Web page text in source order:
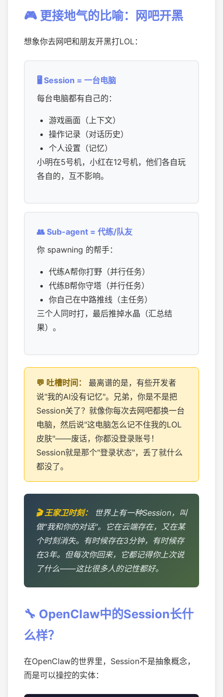
🎮 更接地气的比喻：网吧开黑
想象你去网吧和朋友开黑打LOL：
🖥️ Session = 一台电脑
每台电脑都有自己的：
游戏画面（上下文）
操作记录（对话历史）
个人设置（记忆）
小明在5号机，小红在12号机，他们各自玩
各自的，互不影响。
👥 Sub-agent = 代练/队友
你 spawning 的帮手：
代练A帮你打野（并行任务）
代练B帮你守塔（并行任务）
你自己在中路推线（主任务）
三个人同时打，最后推掉水晶（汇总结
果）。
最离谱的是，有些开发者
说"我的AI没有记忆"。兄弟，你是不是把
Session关了？就像你每次去网吧都换一台
电脑，然后说"这电脑怎么记不住我的LOL
皮肤"——废话，你都没登录账号！
Session就是那个"登录状态"，丢了就什么
都没了。
世界上有一种Session，叫
做"我和你的对话"。它在云端存在，又在某
个时刻消失。有时候存在3分钟，有时候存
在3年。但每次你回来，它都记得你上次说
了什么——这比很多人的记性都好。
🔧 OpenClaw中的Session长什
么样？
在OpenClaw的世界里，Session不是抽象概念，
而是可以操控的实体：